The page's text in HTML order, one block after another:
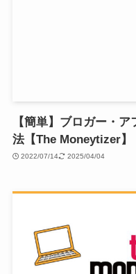
【簡単】ブロガー・
法【The Moneytizer】
2022/07/14 2025/04/04